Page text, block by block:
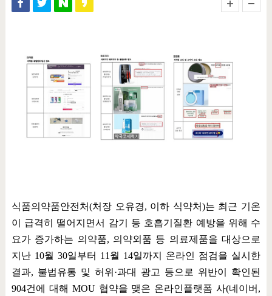
식품의약품안전처(처장 오유경, 이하 식약처)는 최근 기온
이 급격히 떨어지면서 감기 등 호흡기질환 예방을 위해 수
요가 증가하는 의약품, 의약외품 등 의료제품을 대상으로
지난 10월 30일부터 11월 14일까지 온라인 점검을 실시한
결과, 불법유통 및 허위 ·과대 광고 등으로 위반이 확인된
904건에 대해 MOU 협약을 맺은 온라인플랫폼 사(네이버 ,